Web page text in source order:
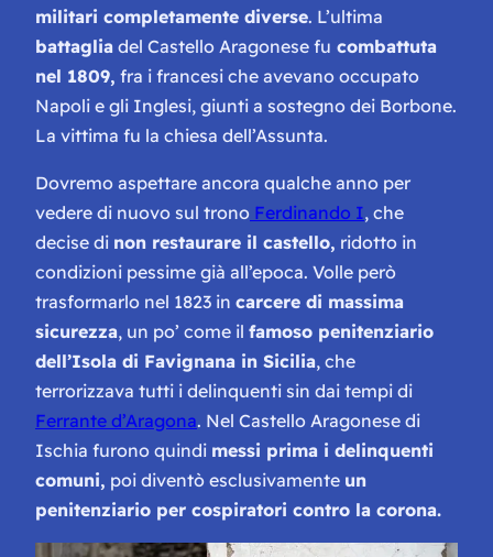
militari completamente diverse. L’ultima
battaglia del Castello Aragonese fu combattuta
nel 1809, fra i francesi che avevano occupato
Napoli e gli Inglesi, giunti a sostegno dei Borbone.
La vittima fu la chiesa dell’Assunta.
Dovremo aspettare ancora qualche anno per
vedere di nuovo sul trono Ferdinando I, che
decise di non restaurare il castello, ridotto in
condizioni pessime già all’epoca. Volle però
trasformarlo nel 1823 in carcere di massima
sicurezza, un po’ come il famoso penitenziario
dell’Isola di Favignana in Sicilia, che
terrorizzava tutti i delinquenti sin dai tempi di
Ferrante d’Aragona. Nel Castello Aragonese di
Ischia furono quindi messi prima i delinquenti
comuni, poi diventò esclusivamente un
penitenziario per cospiratori contro la corona.